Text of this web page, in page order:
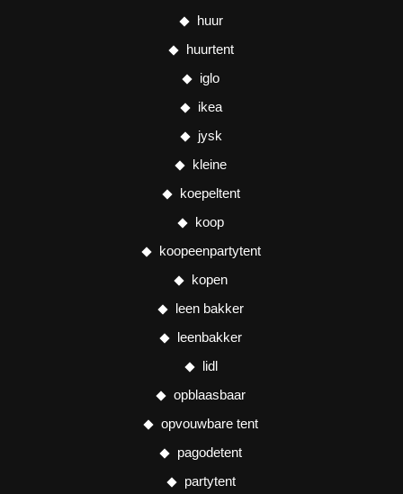
huur
huurtent
iglo
ikea
jysk
kleine
koepeltent
koop
koopeenpartytent
kopen
leen bakker
leenbakker
lidl
opblaasbaar
opvouwbare tent
pagodetent
partytent